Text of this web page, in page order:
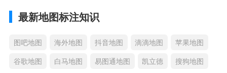
最新地图标注知识
图吧地图 海外地图 抖音地图 滴滴地图
苹果地图
谷歌地图
白马地图 易图通地图 凯立德 搜狗地图